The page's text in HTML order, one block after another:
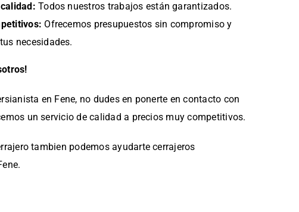
Todos nuestros trabajos están garantizados.
Ofrecemos presupuestos sin compromiso y
necesidades.
!
en Fene, no dudes en ponerte en contacto con
un servicio de calidad a precios muy competitivos.
tambien podemos ayudartecerrajeros
.